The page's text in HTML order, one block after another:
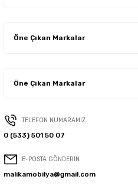
Öne Çıkan Markalar
Öne Çıkan Markalar
TELEFON NUMARAMIZ
0 (533) 501 50 07
E-POSTA GÖNDERİN
malikamobilya@gmail.com